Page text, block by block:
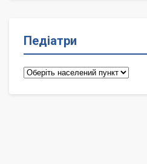
Педіатри
Педіатри